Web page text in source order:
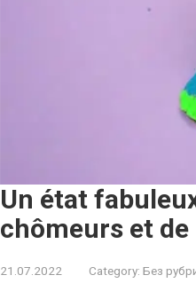
Un état
chômeurs et
21.07.2022 Category: Без